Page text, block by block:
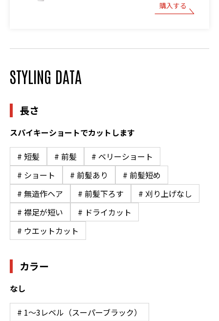
購入する
STYLING DATA
長さ
スパイキーショートでカットします
# 短髪 # 前髪
# ベリーショート
# ショート
# 前髪あり
# 前髪短め
# 無造作ヘア
# 前髪下ろす
# 刈り上げなし
# 襟足が短い
# ドライカット
# ウエットカット
カラー
なし
# 1〜3レベル（スーパーブラック）